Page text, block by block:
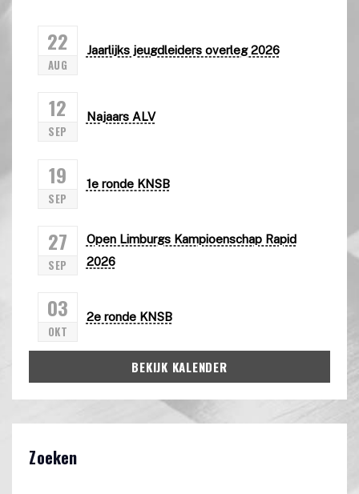
22
AUG
Jaarlijks jeugdleiders overleg 2026
12
SEP
Najaars ALV
19
SEP
1e ronde KNSB
27
SEP
Open Limburgs Kampioenschap Rapid
2026
03
OKT
2e ronde KNSB
BEKIJK KALENDER
Zoeken